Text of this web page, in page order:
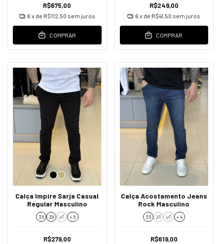
R$675,00
6 x de R$112,50 sem juros
COMPRAR
R$249,00
6 x de R$41,50 sem juros
COMPRAR
Calça Impire Sarja Casual
Regular Masculino
36 38 40 + 5
R$279,00
Calça Acostamento Jeans
Rock Masculino
36 38 40 + 4
R$619,00